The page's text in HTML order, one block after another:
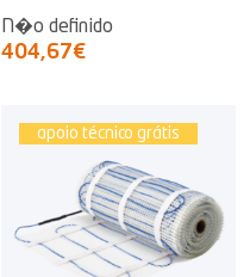
N�o definido
404,67€
apoio técnico grátis